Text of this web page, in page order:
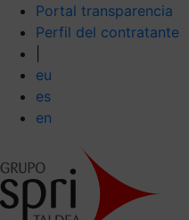
Portal transparencia
Perfil del contratante
eu
es
en